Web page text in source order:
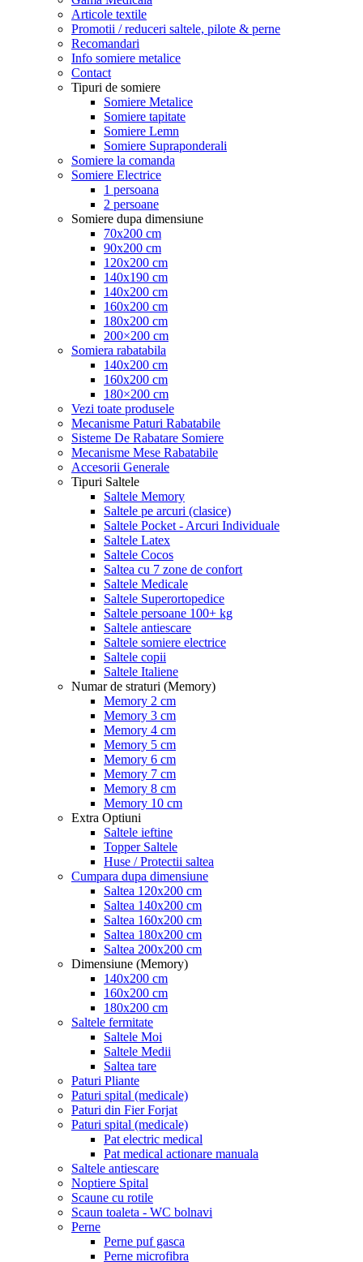
Articole textile
Promotii / reduceri saltele, pilote & perne
Recomandari
Info somiere metalice
Contact
Tipuri de somiere
Somiere Metalice
Somiere tapitate
Somiere Lemn
Somiere Supraponderali
Somiere la comanda
Somiere Electrice
1 persoana
2 persoane
Somiere dupa dimensiune
70x200 cm
90x200 cm
120x200 cm
140x190 cm
140x200 cm
160x200 cm
180x200 cm
200×200 cm
Somiera rabatabila
140x200 cm
160x200 cm
180×200 cm
Vezi toate produsele
Mecanisme Paturi Rabatabile
Sisteme De Rabatare Somiere
Mecanisme Mese Rabatabile
Accesorii Generale
Tipuri Saltele
Saltele Memory
Saltele pe arcuri (clasice)
Saltele Pocket - Arcuri Individuale
Saltele Latex
Saltele Cocos
Saltea cu 7 zone de confort
Saltele Medicale
Saltele Superortopedice
Saltele persoane 100+ kg
Saltele antiescare
Saltele somiere electrice
Saltele copii
Saltele Italiene
Numar de straturi (Memory)
Memory 2 cm
Memory 3 cm
Memory 4 cm
Memory 5 cm
Memory 6 cm
Memory 7 cm
Memory 8 cm
Memory 10 cm
Extra Optiuni
Saltele ieftine
Topper Saltele
Huse / Protectii saltea
Cumpara dupa dimensiune
Saltea 120x200 cm
Saltea 140x200 cm
Saltea 160x200 cm
Saltea 180x200 cm
Saltea 200x200 cm
Dimensiune (Memory)
140x200 cm
160x200 cm
180x200 cm
Saltele fermitate
Saltele Moi
Saltele Medii
Saltea tare
Paturi Pliante
Paturi spital (medicale)
Paturi din Fier Forjat
Paturi spital (medicale)
Pat electric medical
Pat medical actionare manuala
Saltele antiescare
Noptiere Spital
Scaune cu rotile
Scaun toaleta - WC bolnavi
Perne
Perne puf gasca
Perne microfibra